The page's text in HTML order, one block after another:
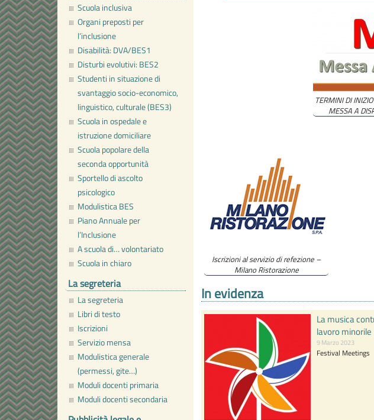
Scuola inclusiva
Organi preposti per
l’inclusione
Disabilità: DVA/BES1
Disturbi evolutivi: BES2
Studenti in situazione di
svantaggio socio-economico,
linguistico, culturale (BES3)
Scuola in ospedale e
istruzione domiciliare
Scuola popolare della
seconda opportunità
Sportello di ascolto
psicologico
Modulistica BES
Piano Annuale per
l’Inclusione
A scuola di… volontariato
Scuola in chiaro
La segreteria
La segreteria
Libri di testo
Iscrizioni
Servizio mensa
Modulistica generale
(permessi, gite…)
Moduli docenti primaria
Moduli docenti secondaria
TERMINI DI
MESSA A
Iscrizioni al servizio di refezione –
Milano Ristorazione
In evidenza
La musica
lavoro minorile
9 Marzo 2023
Festival Meetings